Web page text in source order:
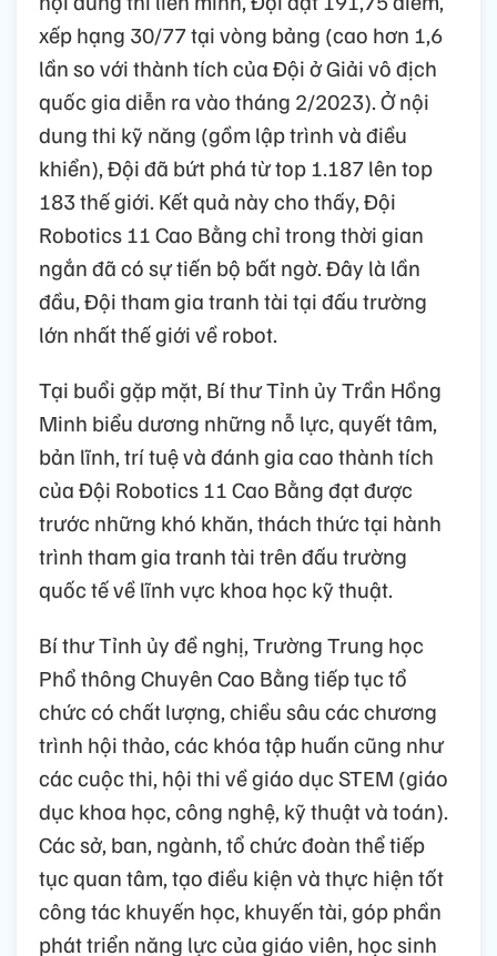
xếp hạng 30/77 tại vòng bảng (cao hơn 1,6
lần so với thành tích của Đội ở Giải vô địch
quốc gia diễn ra vào tháng 2/2023). Ở nội
dung thi kỹ năng (gồm lập trình và điều
khiển), Đội đã bứt phá từ top 1.187 lên top
183 thế giới. Kết quả này cho thấy, Đội
Robotics 11 Cao Bằng chỉ trong thời gian
ngắn đã có sự tiến bộ bất ngờ. Đây là lần
đầu, Đội tham gia tranh tài tại đấu trường
lớn nhất thế giới về robot.
Tại buổi gặp mặt, Bí thư Tỉnh ủy Trần Hồng
Minh biểu dương những nỗ lực, quyết tâm,
bản lĩnh, trí tuệ và đánh gia cao thành tích
của Đội Robotics 11 Cao Bằng đạt được
trước những khó khăn, thách thức tại hành
trình tham gia tranh tài trên đấu trường
quốc tế về lĩnh vực khoa học kỹ thuật.
Bí thư Tỉnh ủy đề nghị, Trường Trung học
Phổ thông Chuyên Cao Bằng tiếp tục tổ
chức có chất lượng, chiều sâu các chương
trình hội thảo, các khóa tập huấn cũng như
các cuộc thi, hội thi về giáo dục STEM (giáo
dục khoa học, công nghệ, kỹ thuật và toán).
Các sở, ban, ngành, tổ chức đoàn thể tiếp
tục quan tâm, tạo điều kiện và thực hiện tốt
công tác khuyến học, khuyến tài, góp phần
phát triển năng lực của giáo viên, học sinh